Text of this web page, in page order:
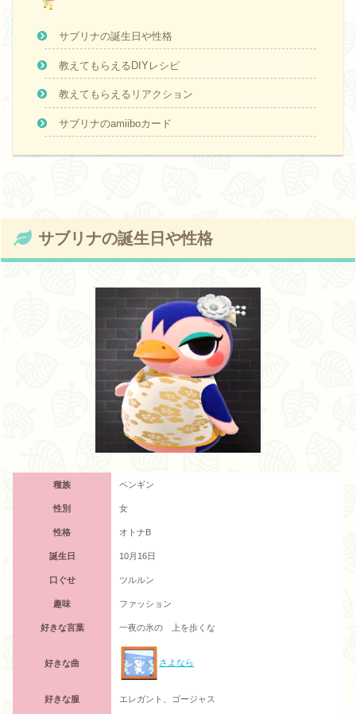
サブリナの誕生日や性格
教えてもらえるDIYレシピ
教えてもらえるリアクション
サブリナのamiiboカード
サブリナの誕生日や性格
種族 ペンギン
性別 女
性格 オトナB
誕生日 10月16日
口ぐせ ツルルン
趣味 ファッション
好きな言葉 一夜の氷の 上を歩くな
好きな曲 さよなら
好きな服 エレガント、ゴージャス